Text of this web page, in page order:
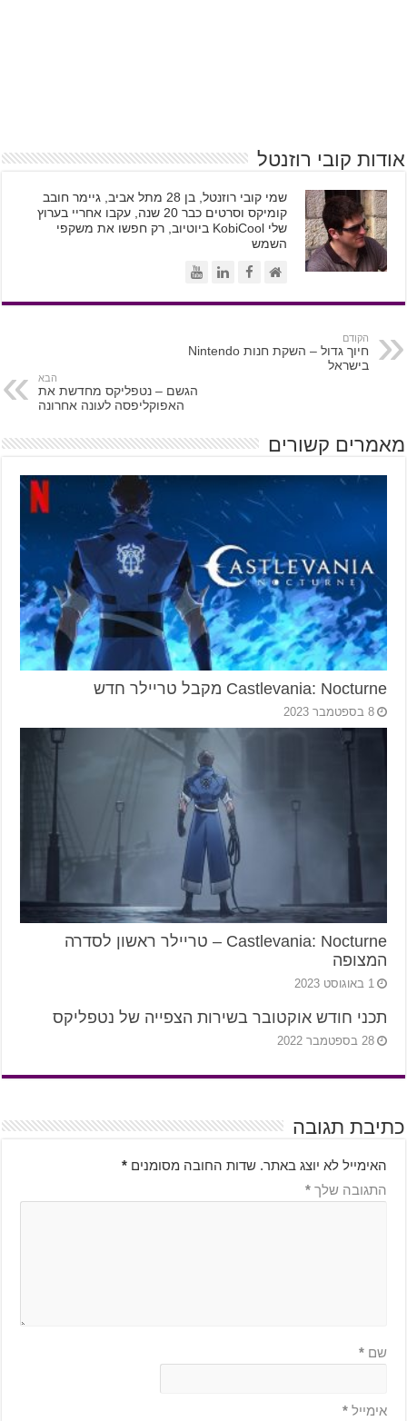
אודות קובי רוזנטל
שמי קובי רוזנטל, בן 28 מתל אביב, גיימר חובב
קומיקס וסרטים כבר 20 שנה, עקבו אחריי בערוץ
שלי KobiCool ביוטיוב, רק חפשו את משקפי
השמש
הקודם
חיוך גדול – השקת חנות Nintendo
בישראל
הבא
הגשם – נטפליקס מחדשת את
האפוקליפסה לעונה אחרונה
מאמרים קשורים
Castlevania: Nocturne מקבל טריילר חדש
8 בספטמבר 2023
Castlevania: Nocturne – טריילר ראשון לסדרה
המצופה
1 באוגוסט 2023
תכני חודש אוקטובר בשירות הצפייה של נטפליקס
28 בספטמבר 2022
כתיבת תגובה
האימייל לא יוצג באתר. שדות החובה מסומנים *
התגובה שלך *
שם *
אימייל *